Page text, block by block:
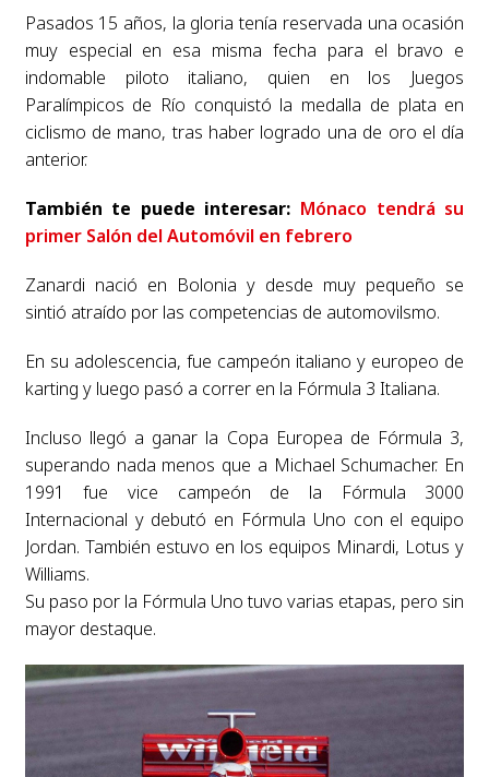
Pasados 15 años, la gloria tenía reservada una ocasión
muy especial en esa misma fecha para el bravo e
indomable piloto italiano, quien en los Juegos
Paralímpicos de Río conquistó la medalla de plata en
ciclismo de mano, tras haber logrado una de oro el día
anterior.
También te puede interesar: Mónaco tendrá su
primer Salón del Automóvil en febrero
Zanardi nació en Bolonia y desde muy pequeño se
sintió atraído por las competencias de automovilsmo.
En su adolescencia, fue campeón italiano y europeo de
karting y luego pasó a correr en la Fórmula 3 Italiana.
Incluso llegó a ganar la Copa Europea de Fórmula 3,
superando nada menos que a Michael Schumacher. En
1991 fue vice campeón de la Fórmula 3000
Internacional y debutó en Fórmula Uno con el equipo
Jordan. También estuvo en los equipos Minardi, Lotus y
Williams.
Su paso por la Fórmula Uno tuvo varias etapas, pero sin
mayor destaque.